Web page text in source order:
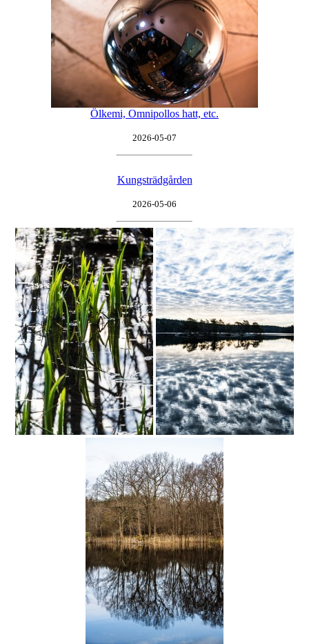
Ölkemi, Omnipollos hatt, etc.
2026-05-07
Kungsträdgården
2026-05-06